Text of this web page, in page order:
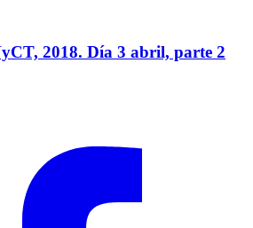
2018. Día 3 abril, parte 2